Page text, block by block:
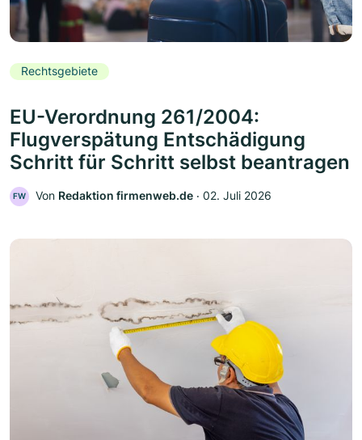
Rechtsgebiete
EU-Verordnung 261/2004:
Flugverspätung Entschädigung
Schritt für Schritt selbst beantragen
FW Von Redaktion firmenweb.de ‧ 02. Juli 2026